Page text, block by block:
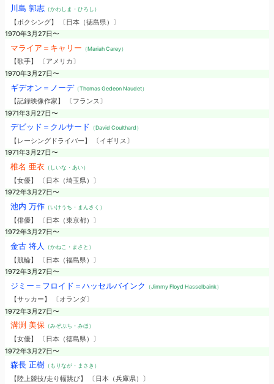
川島 郭志（かわしま・ひろし）
【ボクシング】 〔日本（徳島県）〕
1970年3月27日〜
マライア＝キャリー （Mariah Carey）
【歌手】 〔アメリカ〕
1970年3月27日〜
ギデオン＝ノーデ（Thomas Gedeon Naudet）
【記録映像作家】 〔フランス〕
1971年3月27日〜
デビッド＝クルサード （David Coulthard）
【レーシングドライバー】 〔イギリス〕
1971年3月27日〜
椎名 亜衣（しいな・あい）
【女優】 〔日本（埼玉県）〕
1972年3月27日〜
池内 万作（いけうち・まんさく）
【俳優】 〔日本（東京都）〕
1972年3月27日〜
金古 将人 （かねこ・まさと）
【競輪】 〔日本（福島県）〕
1972年3月27日〜
ジミー＝フロイド＝ハッセルバインク （Jimmy Floyd Hasselbaink）
【サッカー】 〔オランダ〕
1972年3月27日〜
溝渕 美保（みぞぶち・みほ）
【女優】 〔日本（徳島県）〕
1972年3月27日〜
森長 正樹（もりなが・まさき）
【陸上競技/走り幅跳び】 〔日本（兵庫県）〕